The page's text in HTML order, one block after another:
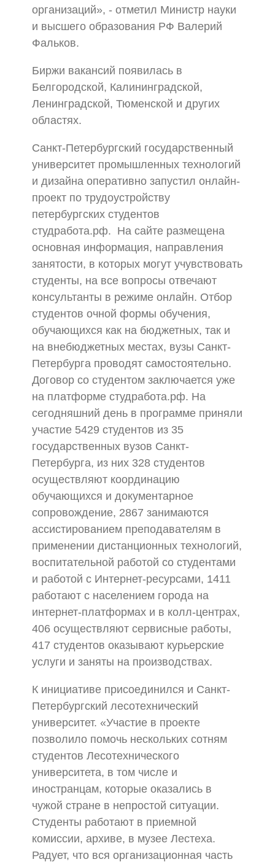
организаций», - отметил Министр науки
и высшего образования РФ Валерий
Фальков.
Биржи вакансий появилась в
Белгородской, Калининградской,
Ленинградской, Тюменской и других
областях.
Санкт-Петербургский государственный
университет промышленных технологий
и дизайна оперативно запустил онлайн-
проект по трудоустройству
петербургских студентов
студработа.рф. На сайте размещена
основная информация, направления
занятости, в которых могут учувствовать
студенты, на все вопросы отвечают
консультанты в режиме онлайн. Отбор
студентов очной формы обучения,
обучающихся как на бюджетных, так и
на внебюджетных местах, вузы Санкт-
Петербурга проводят самостоятельно.
Договор со студентом заключается уже
на платформе студработа.рф. На
сегодняшний день в программе приняли
участие 5429 студентов из 35
государственных вузов Санкт-
Петербурга, из них 328 студентов
осуществляют координацию
обучающихся и документарное
сопровождение, 2867 занимаются
ассистированием преподавателям в
применении дистанционных технологий,
воспитательной работой со студентами
и работой с Интернет-ресурсами, 1411
работают с населением города на
интернет-платформах и в колл-центрах,
406 осуществляют сервисные работы,
417 студентов оказывают курьерские
услуги и заняты на производствах.
К инициативе присоединился и Санкт-
Петербургский лесотехнический
университет. «Участие в проекте
позволило помочь нескольких сотням
студентов Лесотехнического
университета, в том числе и
иностранцам, которые оказались в
чужой стране в непростой ситуации.
Студенты работают в приемной
комиссии, архиве, в музее Лестеха.
Радует, что вся организационная часть